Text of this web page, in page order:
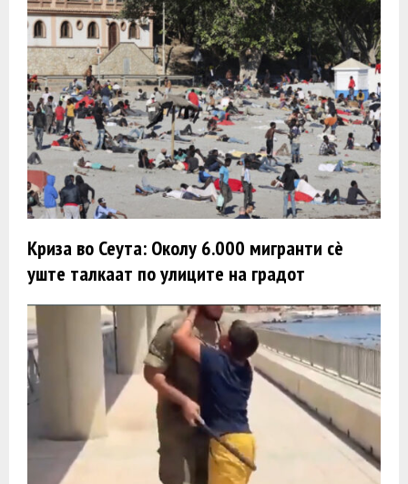
Криза во Сеута: Oколу 6.000 мигранти сè
уште талкаат по улиците на градот